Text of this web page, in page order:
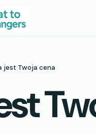
jest Twoja cena